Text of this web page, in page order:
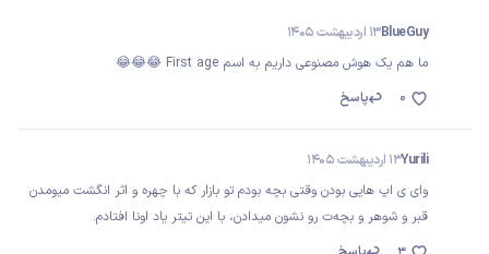
BlueGuy13 اردیبهشت 1405
ما هم یک هوش مصنوعی داریم به اسم First age 😂😂😂
پاسخ
0
Yurili13 اردیبهشت 1405
وای ی اپ هایی بودن وقتی بچه بودم تو بازار که با چهره و اثر انگشت میومدن
قبر و شوهر و بچه‌ت رو نشون میدادن، با این تیتر یاد اونا افتادم.